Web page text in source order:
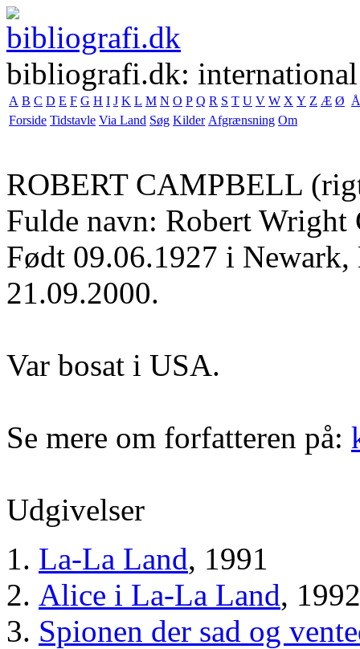
bibliografi.dk:
A B C D E F G H I J K L M N O P Q R S T U V W X Y Z Æ Ø Å
Forside Tidstavle Via Land Søg Kilder Afgrænsning Om
ROBERT CAMPBELL
Fulde navn: Robert Wright
Født 09.06.1927 i Newark,
21.09.2000.
Var bosat i USA.
Se mere om forfatteren på:
Udgivelser
La-La Land, 1991
Alice i La-La Land, 1992
Spionen der sad og